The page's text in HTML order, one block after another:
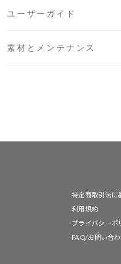
ユーザーガイド
素材とメンテナンス
特定商取引法に
利用規約
プライバシーポ
FAQ/お問い合